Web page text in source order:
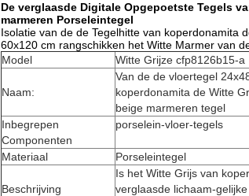
De verglaasde Digitale Opgepoetste Tegels
marmeren Porseleintegel
Isolatie van de de Tegelhitte van koperdonamita
60x120 cm rangschikken het Witte Marmer van
Model
Witte Grijze cfp8126b15-a
Naam:
Van de de vloertegel
koperdonamita de Witte
beige marmeren tegel
Inbegrepen
Componenten
porselein-vloer-tegels
Materiaal Porseleintegel
Beschrijving
Is het Witte Grijs van
verglaasde lichaam-